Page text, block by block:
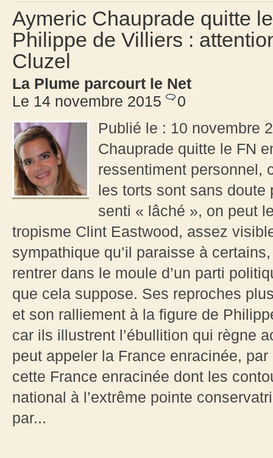
Aymeric Chauprade quitte
Philippe de Villiers :
Cluzel
La Plume parcourt le Net
Le 14 novembre 2015
0
Publié le : 10 novembre
Chauprade quitte le FN
ressentiment personnel,
les torts sont sans doute
senti « lâché », on peut
tropisme Clint Eastwood, assez
sympathique qu’il paraisse à
rentrer dans le moule d’un parti
que cela suppose. Ses reproches
et son ralliement à la figure de
car ils illustrent l’ébullition qui règne
peut appeler la France enracinée,
cette France enracinée dont les
national à l’extrême pointe
par...